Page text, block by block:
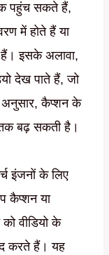
पहुंच सकते हैं,
में होते हैं या
हैं। इसके अलावा,
देख पाते हैं, जो
अनुसार, कैप्शन के
बढ़ सकती है।
इंजनों के लिए
कैप्शन या
वीडियो के
करते हैं। यह